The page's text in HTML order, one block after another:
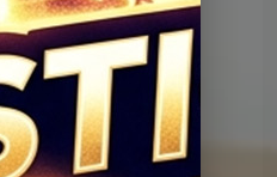
Graal V2 - 92 série
Graal V2 - 90 série